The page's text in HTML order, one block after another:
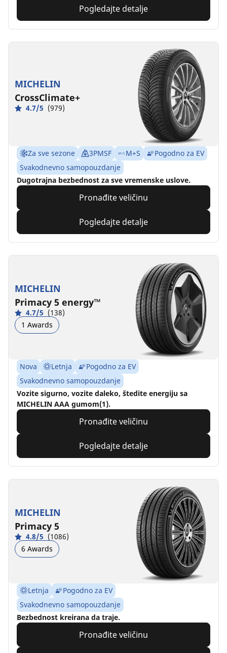
Pogledajte detalje
MICHELIN
CrossClimate+
4.7/5 (979)
Za sve sezone 3PMSF M+S
Pogodno za EV
Svakodnevno samopouzdanje
Dugotrajna bezbednost za sve vremenske uslove.
Pronađite veličinu
Pogledajte detalje
MICHELIN
Primacy 5 energy™
4.7/5 (138)
1 Awards
Nova Letnja
Pogodno za EV
Svakodnevno samopouzdanje
Vozite sigurno, vozite daleko, štedite energiju sa
MICHELIN AAA gumom(1).
Pronađite veličinu
Pogledajte detalje
MICHELIN
Primacy 5
4.8/5 (1086)
6 Awards
Letnja
Pogodno za EV
Svakodnevno samopouzdanje
Bezbednost kreirana da traje.
Pronađite veličinu